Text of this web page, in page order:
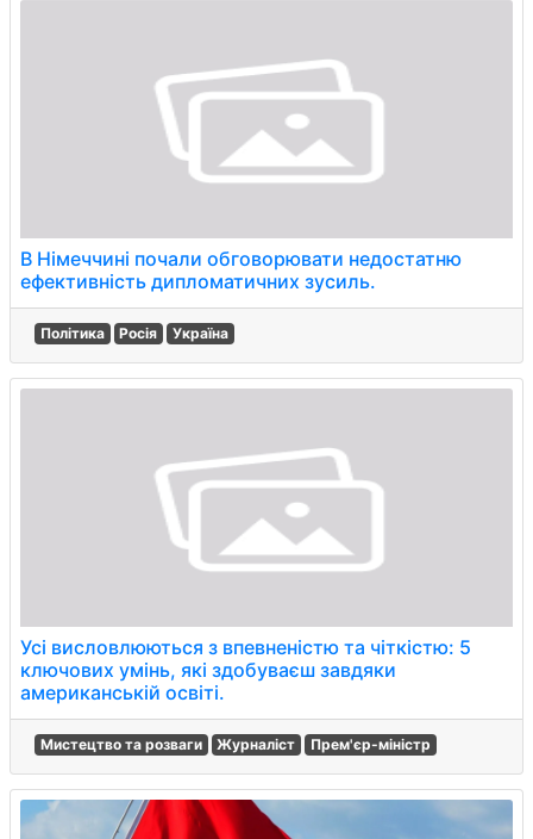
В Німеччині почали обговорювати недостатню
ефективність дипломатичних зусиль.
Політика Росія Україна
Усі висловлюються з впевненістю та чіткістю: 5
ключових умінь, які здобуваєш завдяки
американській освіті.
Мистецтво та розваги Журналіст Прем'єр-міністр